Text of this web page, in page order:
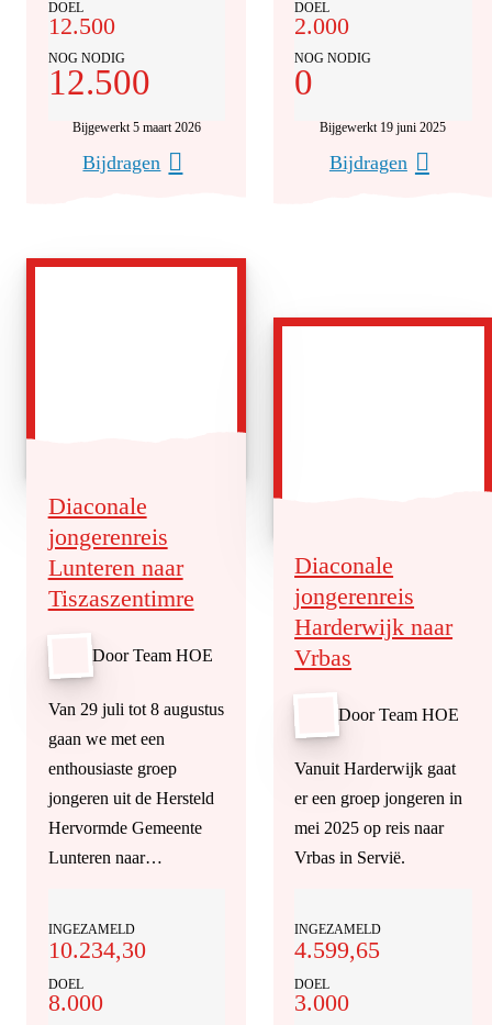
DOEL
12.500
NOG NODIG
12.500
Bijgewerkt 5 maart 2026
Bijdragen
DOEL
2.000
NOG NODIG
0
Bijgewerkt 19 juni 2025
Bijdragen
Diaconale
jongerenreis
Lunteren naar
Tiszaszentimre
Door Team HOE
Van 29 juli tot 8 augustus
gaan we met een
enthousiaste groep
jongeren uit de Hersteld
Hervormde Gemeente
Lunteren naar…
INGEZAMELD
10.234,30
DOEL
8.000
Diaconale
jongerenreis
Harderwijk naar
Vrbas
Door Team HOE
Vanuit Harderwijk gaat
er een groep jongeren in
mei 2025 op reis naar
Vrbas in Servië.
INGEZAMELD
4.599,65
DOEL
3.000